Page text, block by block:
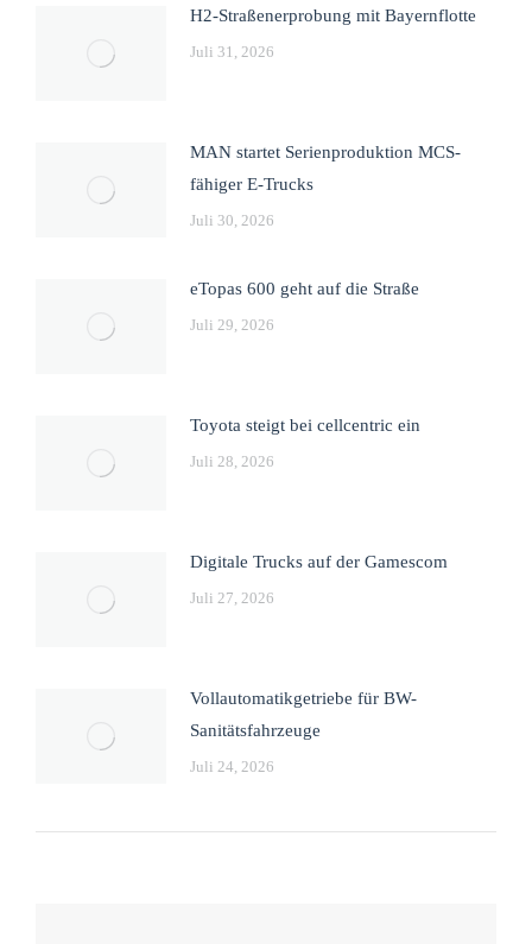
H2-Straßenerprobung mit Bayernflotte
Juli 31, 2026
MAN startet Serienproduktion MCS-
fähiger E-Trucks
Juli 30, 2026
eTopas 600 geht auf die Straße
Juli 29, 2026
Toyota steigt bei cellcentric ein
Juli 28, 2026
Digitale Trucks auf der Gamescom
Juli 27, 2026
Vollautomatikgetriebe für BW-
Sanitätsfahrzeuge
Juli 24, 2026